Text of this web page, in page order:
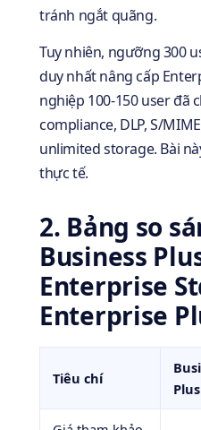
tránh ngắt quãng.
Tuy nhiên, ngưỡng 300
duy nhất nâng cấp
nghiệp 100-150 user đã
compliance, DLP, S/
unlimited storage. Bài
thực tế.
2. Bảng so
Business
Enterprise
Enterprise
Tiêu chí
Plus